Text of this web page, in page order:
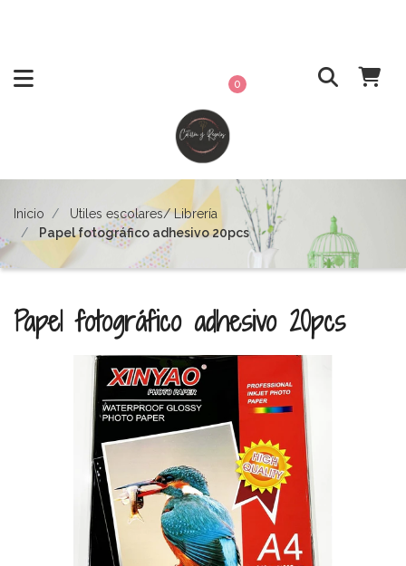
0
Inicio
Utiles escolares/ Librería
Papel fotográfico adhesivo 20pcs
Papel fotográfico adhesivo 20pcs